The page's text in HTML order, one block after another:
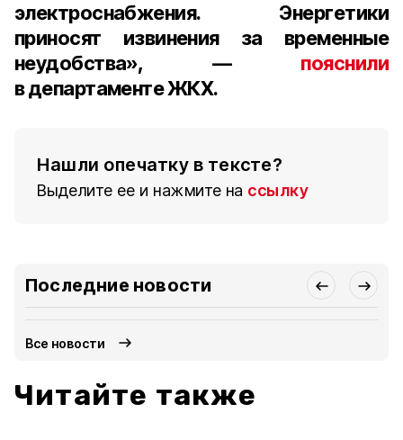
электроснабжения. Энергетики
приносят извинения за временные
неудобства», — пояснили
в департаменте ЖКХ.
Нашли опечатку в тексте?
Выделите ее и нажмите на ссылку
Последние новости
Все новости
Читайте также